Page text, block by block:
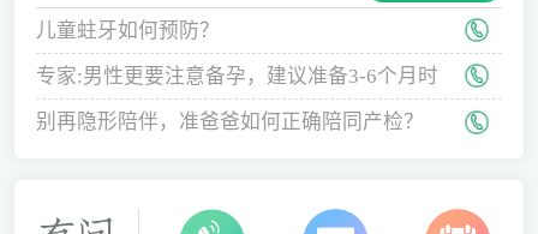
儿童蛀牙如何预防？
专家:男性更要注意备孕，建议准备3-6个月时
间
别再隐形陪伴，准爸爸如何正确陪同产检？